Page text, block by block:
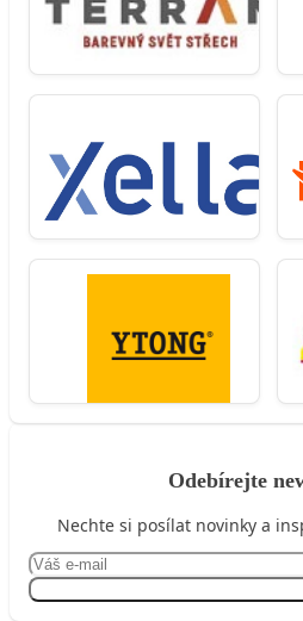
Odebírejte
Nechte si posílat novinky a